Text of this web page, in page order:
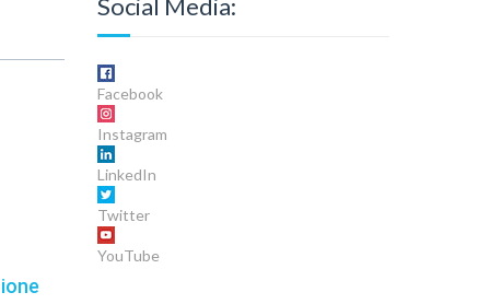
Social Media:
Facebook
Instagram
LinkedIn
Twitter
YouTube